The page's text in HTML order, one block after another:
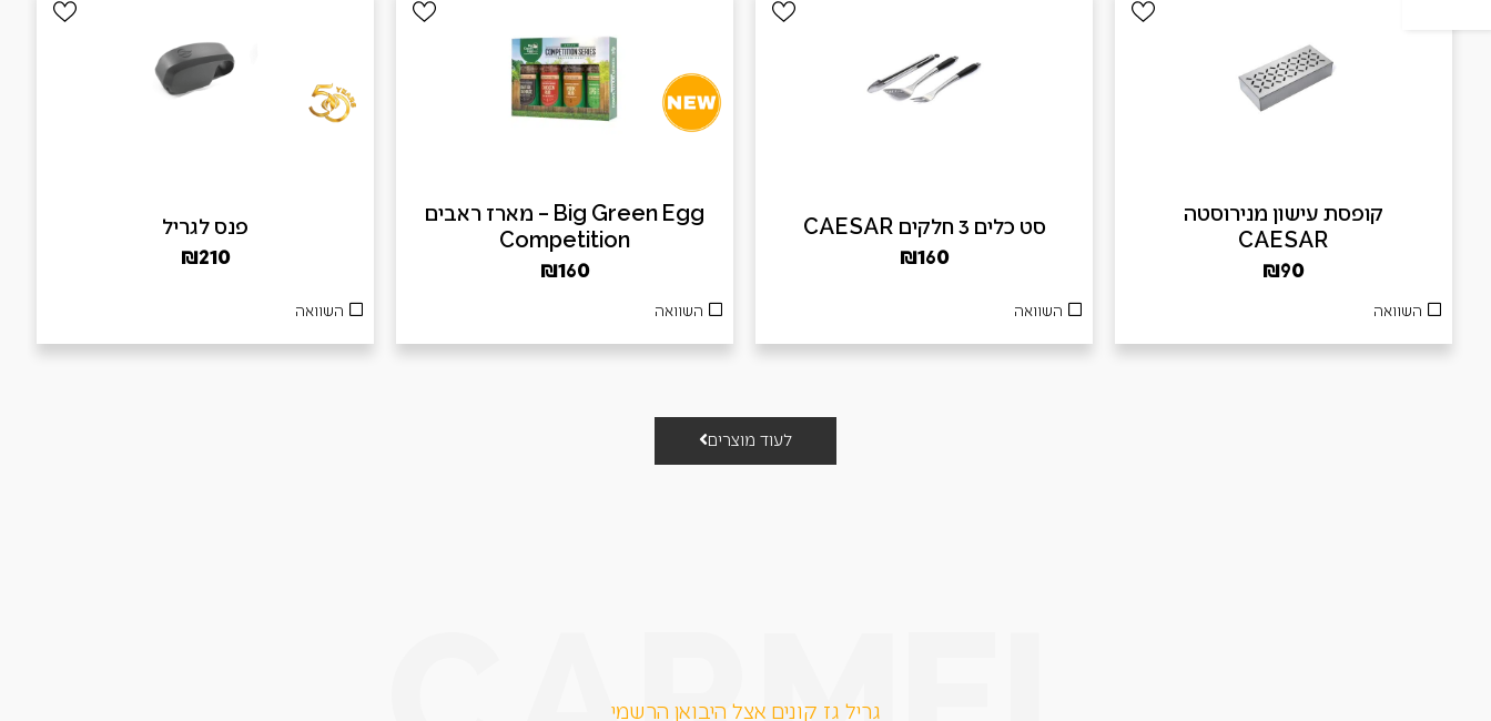
קופסת עישון מנירוסטה
CAESAR
₪90
השוואה
סט כלים 3 חלקים CAESAR
₪160
השוואה
Big Green Egg – מארז ראבים
Competition
₪160
השוואה
פנס לגריל
₪210
השוואה
לעוד מוצרים
גריל גז קונים אצל היבואן הרשמי